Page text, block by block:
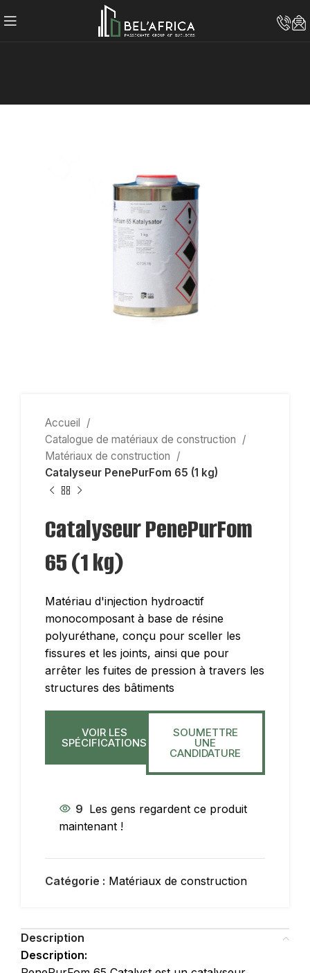
Accueil
Catalogue de matériaux de construction
Matériaux de construction
Catalyseur PenePurFom 65 (1 kg)
Catalyseur PenePurFom
65 (1 kg)
Matériau d'injection hydroactif
monocomposant à base de résine
polyuréthane, conçu pour sceller les
fissures et les joints, ainsi que pour
arrêter les fuites de pression à travers les
structures des bâtiments
VOIR LES
SPÉCIFICATIONS
SOUMETTRE
UNE
CANDIDATURE
9 Les gens regardent ce produit
maintenant !
Catégorie : Matériaux de construction
Description
Description: